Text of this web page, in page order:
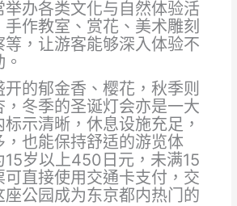
举办各类文化与自然体验活
作教室、赏花、美术雕刻
等，让游客能够深入体验不
的郁金香、樱花，秋季则
，冬季的圣诞灯会亦是一大
示清晰，休息设施充足，
，也能保持舒适的游览体
15岁以上450日元，未满15
可直接使用交通卡支付，交
座公园成为东京都内热门的